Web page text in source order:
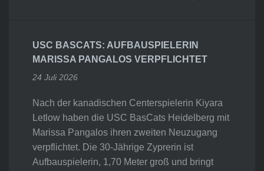
USC BASCATS: AUFBAUSPIELERIN
MARISSA PANGALOS VERPFLICHTET
24 Juli 2026
Nach der kanadischen Centerspielerin Kiyara
Letlow haben die USC BasCats Heidelberg mit
Marissa Pangalos ihren zweiten Neuzugang
verpflichtet. Die 30-Jährige Zyprerin ist
Aufbauspielerin, 1,70 Meter groß und bringt